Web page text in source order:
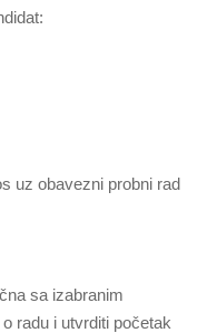
uz obavezni probni rad
sa izabranim
radu i utvrditi početak